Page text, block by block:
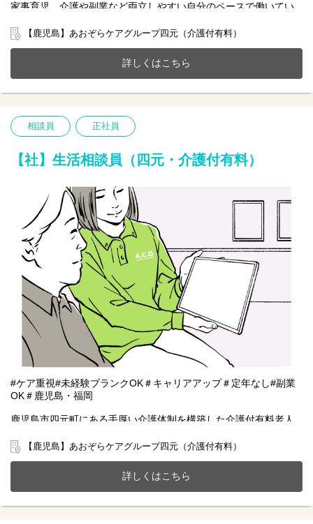
家事育児、介護や副業など両立しやすい自分のペースで働いてい
鹿児島市四元町にある手厚い介護体制を構築した介護付有料老人
ホーム(定員54名)で一緒に働きませんか？
20～70代まで幅広い年齢層の方が活躍中です。
今までのご経験やスキルを当社で発揮して頂ける方を募集してい
ます。
【仕事内容】相談業務全般 ※夜勤は希望者のみ
〇利用者様や家族様の相談窓口
〇介助サポートなど
※初めての方は先輩が丁寧にサポートしますのでご安心ください
【鹿児島】あおぞらケアグループ四元（介護付有料）
詳しくはこちら
相談員 正社員
【社】生活相談員（四元・介護付有料）
#ケア重視#未経験ブランクOK＃キャリアアップ＃定年なし#副業
OK＃鹿児島・福岡
鹿児島市四元町にある手厚い介護体制を構築した介護付有料老人
20～70代まで幅広い年齢層の方が活躍中です。
今までのご経験やスキルを当社で発揮して頂ける方を募集してい
【仕事内容】相談業務全般 ※夜勤は希望者のみ
〇利用者様や家族様の相談窓口
【鹿児島】あおぞらケアグループ四元（介護付有料）
詳しくはこちら